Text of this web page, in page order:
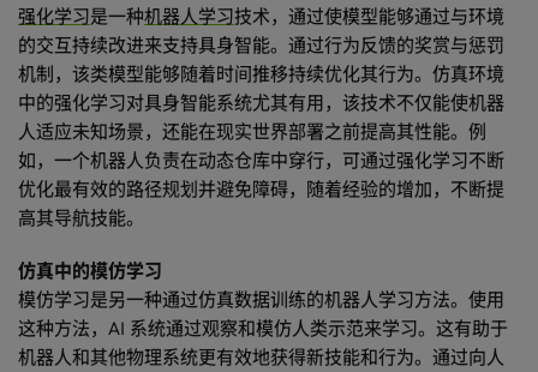
强化学习是一种机器人学习技术，通过使模型能够通过与环境
的交互持续改进来支持具身智能。通过行为反馈的奖赏与惩罚
机制，该类模型能够随着时间推移持续优化其行为。仿真环境
中的强化学习对具身智能系统尤其有用，该技术不仅能使机器
人适应未知场景，还能在现实世界部署之前提高其性能。例
如，一个机器人负责在动态仓库中穿行，可通过强化学习不断
优化最有效的路径规划并避免障碍，随着经验的增加，不断提
高其导航技能。
仿真中的模仿学习
模仿学习是另一种通过仿真数据训练的机器人学习方法。使用
这种方法，AI 系统通过观察和模仿人类示范来学习。这有助于
机器人和其他物理系统更有效地获得新技能和行为。通过向人